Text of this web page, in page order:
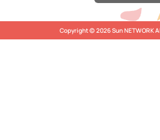
Copyright © 2026 Sun NETWORK